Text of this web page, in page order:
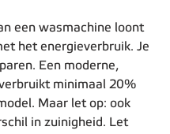
een wasmachine loont
het energieverbruik. Je
Een moderne,
minimaal 20%
Maar let op: ook
in zuinigheid. Let